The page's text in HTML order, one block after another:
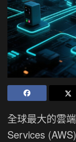
全球最大的雲
Services